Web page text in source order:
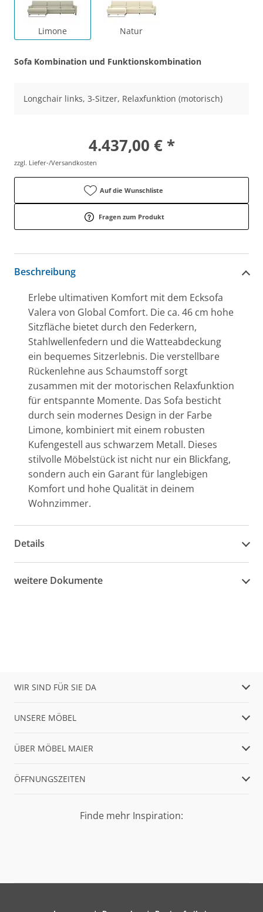
Limone Natur
Sofa Kombination und Funktionskombination
Longchair links, 3-Sitzer, Relaxfunktion (motorisch)
4.437,00 € *
zzgl. Liefer-/Versandkosten
Auf die Wunschliste
Fragen zum Produkt
Beschreibung
Erlebe ultimativen Komfort mit dem Ecksofa
Valera von Global Comfort. Die ca. 46 cm hohe
Sitzfläche bietet durch den Federkern,
Stahlwellenfedern und die Watteabdeckung
ein bequemes Sitzerlebnis. Die verstellbare
Rückenlehne aus Schaumstoff sorgt
zusammen mit der motorischen Relaxfunktion
für entspannte Momente. Das Sofa besticht
durch sein modernes Design in der Farbe
Limone, kombiniert mit einem robusten
Kufengestell aus schwarzem Metall. Dieses
stilvolle Möbelstück ist nicht nur ein Blickfang,
sondern auch ein Garant für langlebigen
Komfort und hohe Qualität in deinem
Wohnzimmer.
Details
weitere Dokumente
WIR SIND FÜR SIE DA
UNSERE MÖBEL
ÜBER MÖBEL MAIER
ÖFFNUNGSZEITEN
Finde mehr Inspiration: